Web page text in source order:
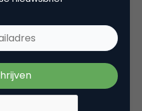
, web analytics